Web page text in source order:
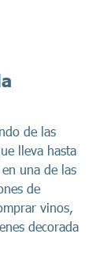
de las
lleva hasta
una de las
de
vinos,
decorada